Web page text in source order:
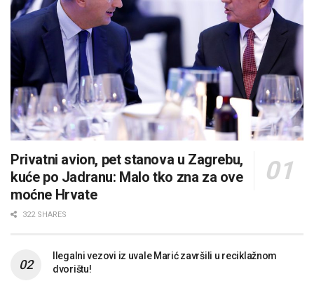
Privatni avion, pet stanova u Zagrebu,
kuće po Jadranu: Malo tko zna za ove
moćne Hrvate
322 SHARES
Ilegalni vezovi iz uvale Marić završili u reciklažnom
dvorištu!